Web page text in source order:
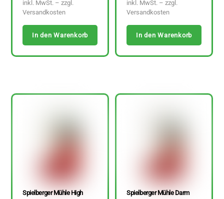
inkl. MwSt. – zzgl.
Versandkosten
In den Warenkorb
inkl. MwSt. – zzgl.
Versandkosten
In den Warenkorb
Spielberger Mühle High
Spielberger Mühle Darm